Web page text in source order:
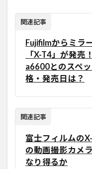
関連記事
Fujifilmからミラ
「X-T4」が発売
a6600とのスペ
格・発売日は？
関連記事
富士フィルムの
の動画撮影カメ
なり得るか